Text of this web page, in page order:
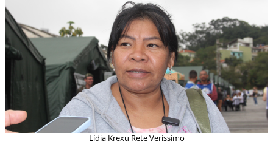
Lídia Krexu Rete Veríssimo